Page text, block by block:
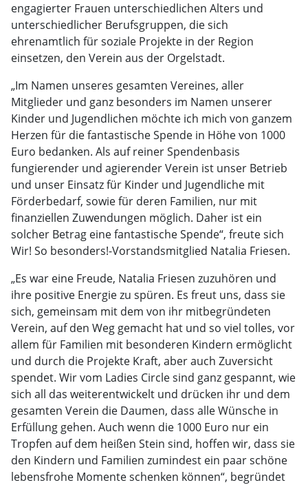
engagierter Frauen unterschiedlichen Alters und
unterschiedlicher Berufsgruppen, die sich
ehrenamtlich für soziale Projekte in der Region
einsetzen, den Verein aus der Orgelstadt.
„Im Namen unseres gesamten Vereines, aller
Mitglieder und ganz besonders im Namen unserer
Kinder und Jugendlichen möchte ich mich von ganzem
Herzen für die fantastische Spende in Höhe von 1000
Euro bedanken. Als auf reiner Spendenbasis
fungierender und agierender Verein ist unser Betrieb
und unser Einsatz für Kinder und Jugendliche mit
Förderbedarf, sowie für deren Familien, nur mit
finanziellen Zuwendungen möglich. Daher ist ein
solcher Betrag eine fantastische Spende“, freute sich
Wir! So besonders!-Vorstandsmitglied Natalia Friesen.
„Es war eine Freude, Natalia Friesen zuzuhören und
ihre positive Energie zu spüren. Es freut uns, dass sie
sich, gemeinsam mit dem von ihr mitbegründeten
Verein, auf den Weg gemacht hat und so viel tolles, vor
allem für Familien mit besonderen Kindern ermöglicht
und durch die Projekte Kraft, aber auch Zuversicht
spendet. Wir vom Ladies Circle sind ganz gespannt, wie
sich all das weiterentwickelt und drücken ihr und dem
gesamten Verein die Daumen, dass alle Wünsche in
Erfüllung gehen. Auch wenn die 1000 Euro nur ein
Tropfen auf dem heißen Stein sind, hoffen wir, dass sie
den Kindern und Familien zumindest ein paar schöne
lebensfrohe Momente schenken können“, begründet